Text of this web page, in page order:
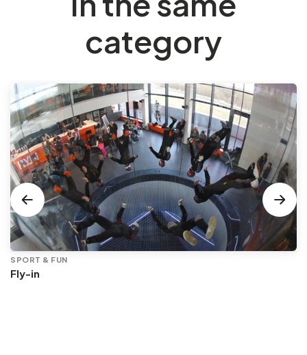
category
SPORT & FUN
Fly-in